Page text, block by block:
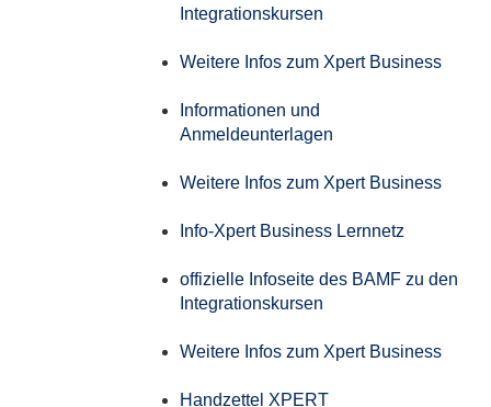
Integrationskursen
Weitere Infos zum Xpert Business
Informationen und
Anmeldeunterlagen
Weitere Infos zum Xpert Business
Info-Xpert Business Lernnetz
offizielle Infoseite des BAMF zu den
Integrationskursen
Weitere Infos zum Xpert Business
Handzettel XPERT